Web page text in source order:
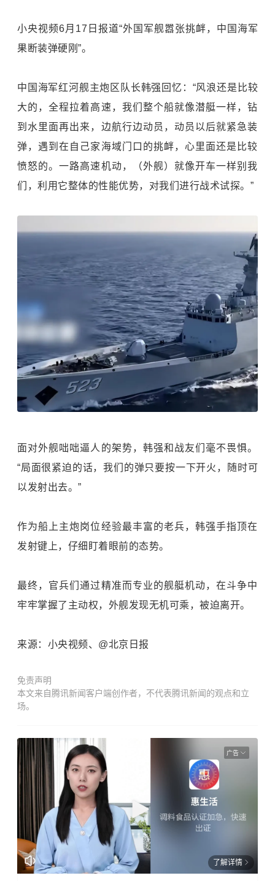
小央视频6月17日报道“外国军舰嚣张挑衅，中国海军
果断装弹硬刚”。
中国海军红河舰主炮区队长韩强回忆：“风浪还是比较
大的，全程拉着高速，我们整个船就像潜艇一样，钻
到水里面再出来，边航行边动员，动员以后就紧急装
弹，遇到在自己家海域门口的挑衅，心里面还是比较
愤怒的。一路高速机动，（外舰）就像开车一样别我
们，利用它整体的性能优势，对我们进行战术试探。”
面对外舰咄咄逼人的架势，韩强和战友们毫不畏惧。
“局面很紧迫的话，我们的弹只要按一下开火，随时可
以发射出去。”
作为船上主炮岗位经验最丰富的老兵，韩强手指顶在
发射键上，仔细盯着眼前的态势。
最终，官兵们通过精准而专业的舰艇机动，在斗争中
牢牢掌握了主动权，外舰发现无机可乘，被迫离开。
来源：小央视频、@北京日报
免责声明
本文来自腾讯新闻客户端创作者，不代表腾讯新闻的观点和立
场。
广告
了解详情